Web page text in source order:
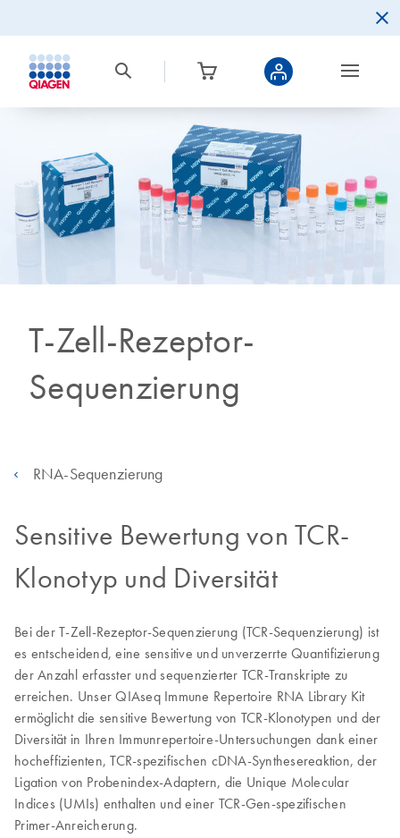
T-Zell-Rezeptor-
Sequenzierung
RNA-Sequenzierung
Sensitive Bewertung von TCR-
Klonotyp und Diversität
Bei der T-Zell-Rezeptor-Sequenzierung (TCR-Sequenzierung) ist
es entscheidend, eine sensitive und unverzerrte Quantifizierung
der Anzahl erfasster und sequenzierter TCR-Transkripte zu
erreichen. Unser QIAseq Immune Repertoire RNA Library Kit
ermöglicht die sensitive Bewertung von TCR-Klonotypen und der
Diversität in Ihren Immunrepertoire-Untersuchungen dank einer
hocheffizienten, TCR-spezifischen cDNA-Synthesereaktion, der
Ligation von Probenindex-Adaptern, die Unique Molecular
Indices (UMIs) enthalten und einer TCR-Gen-spezifischen
Primer-Anreicherung.